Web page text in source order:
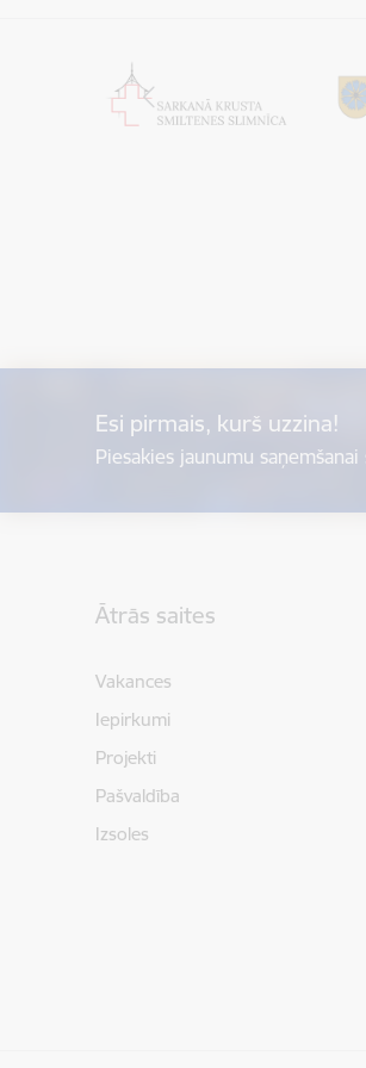
Esi pirmais, kurš uzzina!
Piesakies jaunumu saņemšanai
Ātrās saites
Vakances
Iepirkumi
Projekti
Pašvaldība
Izsoles